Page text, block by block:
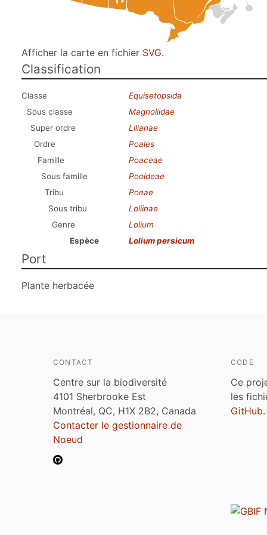
Afficher la carte en fichier SVG.
Classification
Classe
Equisetopsida
Sous classe
Magnoliidae
Super ordre
Lilianae
Ordre
Poales
Famille
Poaceae
Sous famille
Pooideae
Tribu
Poeae
Sous tribu
Loliinae
Genre
Lolium
Espèce
Lolium persicum
Port
Plante herbacée
CONTACT
Centre sur la biodiversité
4101 Sherbrooke Est
Montréal, QC, H1X 2B2, Canada
Contacter le gestionnaire de
Noeud
CODE
Ce
les
GitHub.